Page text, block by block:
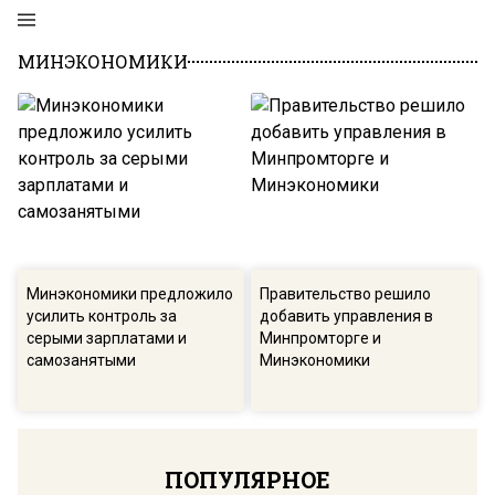
МИНЭКОНОМИКИ
Минэкономики предложило
усилить контроль за
серыми зарплатами и
самозанятыми
Правительство решило
добавить управления в
Минпромторге и
Минэкономики
ПОПУЛЯРНОЕ